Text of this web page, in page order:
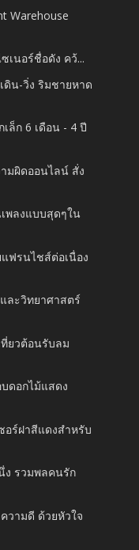
Warehouse
เนอร์ชื่อดัง คว้...
ดิน-วิ่ง ริมชายหาด
ล็ก 6 เดือน - 4 ปี
มผิดออนไลน์ สั่ง
พลงแบบสุดๆใน
ฟรนไชส์ต่อเนื่อง
ละวิทยาศาสตร์
ยวต้อนรับลม
ดอกไม้แสดง
อร์ฝาสีแดงสำหรับ
ง รวมพลคนรัก
วามดี ด้วยหัวใจ